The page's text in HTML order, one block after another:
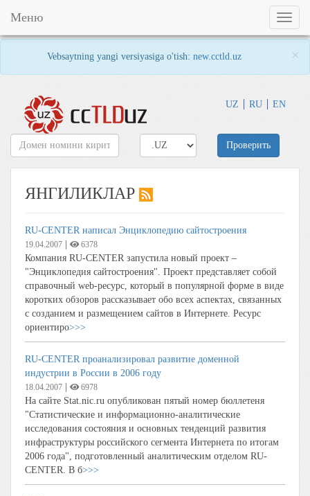
Vebsaytning yangi versiyasiga o'tish: new.cctld.uz ×
UZ RU EN
Toggle
Меню
Проверить
ЯНГИЛИКЛАР
RU-CENTER написал Энциклопедию сайтостроения
19.04.2007 6378
Компания RU-CENTER запустила новый проект –
"Энциклопедия сайтостроения". Проект представляет собой
справочный web-ресурс, который в популярной форме в виде
коротких обзоров рассказывает обо всех аспектах, связанных
с созданием и размещением сайтов в Интернете. Ресурс
ориентиро>>>
RU-CENTER проанализировал развитие доменной
индустрии в России в 2006 году
18.04.2007 6978
На сайте Stat.nic.ru опубликован пятый номер бюллетеня
"Статистические и информационно-аналитические
исследования состояния и основных тенденций развития
инфраструктуры российского сегмента Интернета по итогам
2006 года", подготовленный аналитическим отделом RU-
CENTER. В б>>>